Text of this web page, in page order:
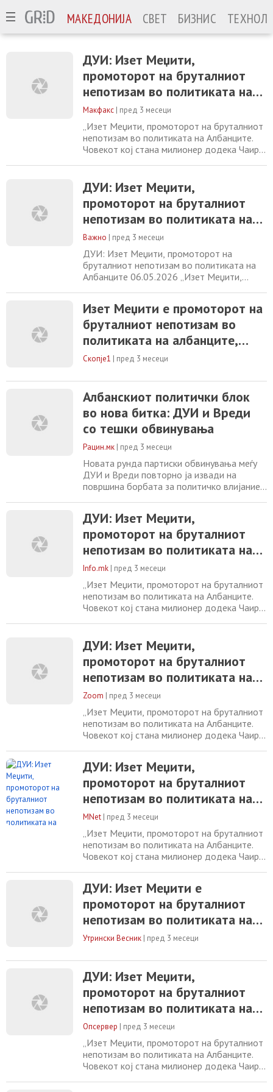
МАКЕДОНИЈА СВЕТ БИЗНИС
ДУИ: Изет Меџити,
промоторот на бруталниот
непотизам во политиката на
Албанците
Макфакс | пред 3 месеци
„Изет Меџити, промоторот на бруталниот
непотизам во политиката на Aлбанците.
Човекот кој стана милионер додека Чаир
знаат вистината: неговата политичка
структура функционира по истата логика
како мафијашките кланови семејна
лојалност, крвна поврзаност,лични
ДУИ: Изет Меџити,
промоторот на бруталниот
непотизам во политиката на
Албанците
Важно | пред 3 месеци
ДУИ: Изет Меџити, промоторот на
бруталниот непотизам во политиката на
Албанците 06.05.2026 „Изет Меџити,
стана милионер додека Чаир
осиромашуваше, денес се обидува да се
претстави како промена, но граѓаните ја
знаат вистината: неговата политичка
структура функционира по истата
Изет Меџити e промоторот на
бруталниот непотизам во
политиката на албанците,
велат од ДУИ
Скопје1 | пред 3 месеци
Албанскиот политички блок
во нова битка: ДУИ и Вреди
со тешки обвинувања
Рацин.мк | пред 3 месеци
Новата рунда партиски обвинувања меѓу
ДУИ и Вреди повторно ја извади на
површина борбата за политичко влијание
тендери и односот кон власта по
изборниот пораз на ДУИ. ДУИ го насочи
нападот кон Изет Меџити, обвинувајќи го
дека е „промотор на брутален непотизам“
во политиката кај
ДУИ: Изет Меџити,
промоторот на бруталниот
непотизам во политиката на
Албанците
Info.mk | пред 3 месеци
„Изет Меџити, промоторот на бруталниот
непотизам во политиката на Aлбанците.
Човекот кој стана милионер додека Чаир
знаат вистината: неговата политичка
структура функционира по истата логика
како мафијашките кланови семејна
лојалност, крвна поврзаност,лични
ДУИ: Изет Меџити,
промоторот на бруталниот
непотизам во политиката на
Албанците
Zoom | пред 3 месеци
„Изет Меџити, промоторот на бруталниот
непотизам во политиката на Aлбанците.
Човекот кој стана милионер додека Чаир
знаат вистината: неговата политичка
структура функционира по истата логика
како мафијашките кланови семејна
лојалност, крвна поврзаност,лични
интереси и контрола
ДУИ: Изет Меџити,
промоторот на бруталниот
непотизам во политиката на
Албанците
MNet | пред 3 месеци
„Изет Меџити, промоторот на бруталниот
непотизам во политиката на Aлбанците.
Човекот кој стана милионер додека Чаир
знаат вистината: неговата политичка
структура функционира по истата логика
како мафијашките кланови семејна
лојалност, крвна поврзаност,лични
интереси и контрола
ДУИ: Изет Меџити е
промоторот на бруталниот
непотизам во политиката на
Албанците
Утрински Весник | пред 3 месеци
ДУИ: Изет Меџити,
промоторот на бруталниот
непотизам во политиката на
Албанците
Опсервер | пред 3 месеци
„Изет Меџити, промоторот на бруталниот
непотизам во политиката на Aлбанците.
Човекот кој стана милионер додека Чаир